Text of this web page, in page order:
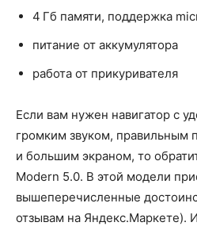
4 Гб памяти, поддержка
питание от аккумулятора
работа от прикуривателя
Если вам нужен навигатор с
громким звуком, правильным
и большим экраном, то
Modern 5.0. В этой модели
вышеперечисленные
отзывам на Яндекс.Маркете).